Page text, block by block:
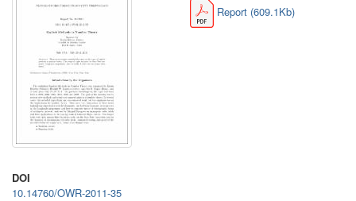
Report (609.1Kb)
DOI
10.14760/OWR-2011-35